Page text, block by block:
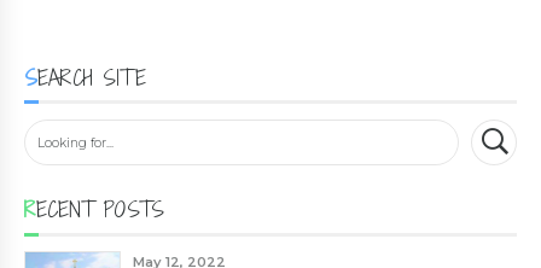
SEARCH SITE
RECENT POSTS
May 12, 2022